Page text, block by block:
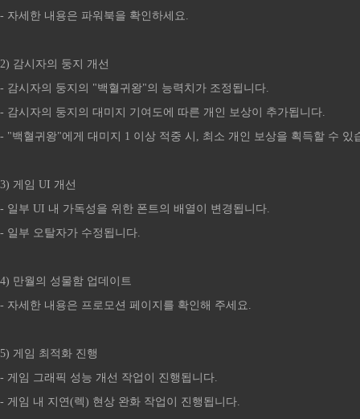
- 자세한 내용은 파워북을 확인하세요.
2) 감시자의 둥지 개선
- 감시자의 둥지의 "백혈귀왕"의 능력치가 조정됩니다.
- 감시자의 둥지의 대미지 기여도에 따른 개인 보상이 추가됩니다.
- "백혈귀왕"에게 대미지 1 이상 적중 시, 최소 개인 보상을 획득할 수 있
3) 게임 UI 개선
- 일부 UI 내 가독성을 위한 폰트의 배열이 변경됩니다.
- 일부 오탈자가 수정됩니다.
4) 만월의 성물함 업데이트
- 자세한 내용은 프로모션 페이지를 확인해 주세요.
5) 게임 최적화 진행
- 게임 그래픽 성능 개선 작업이 진행됩니다.
- 게임 내 지연(렉) 현상 완화 작업이 진행됩니다.